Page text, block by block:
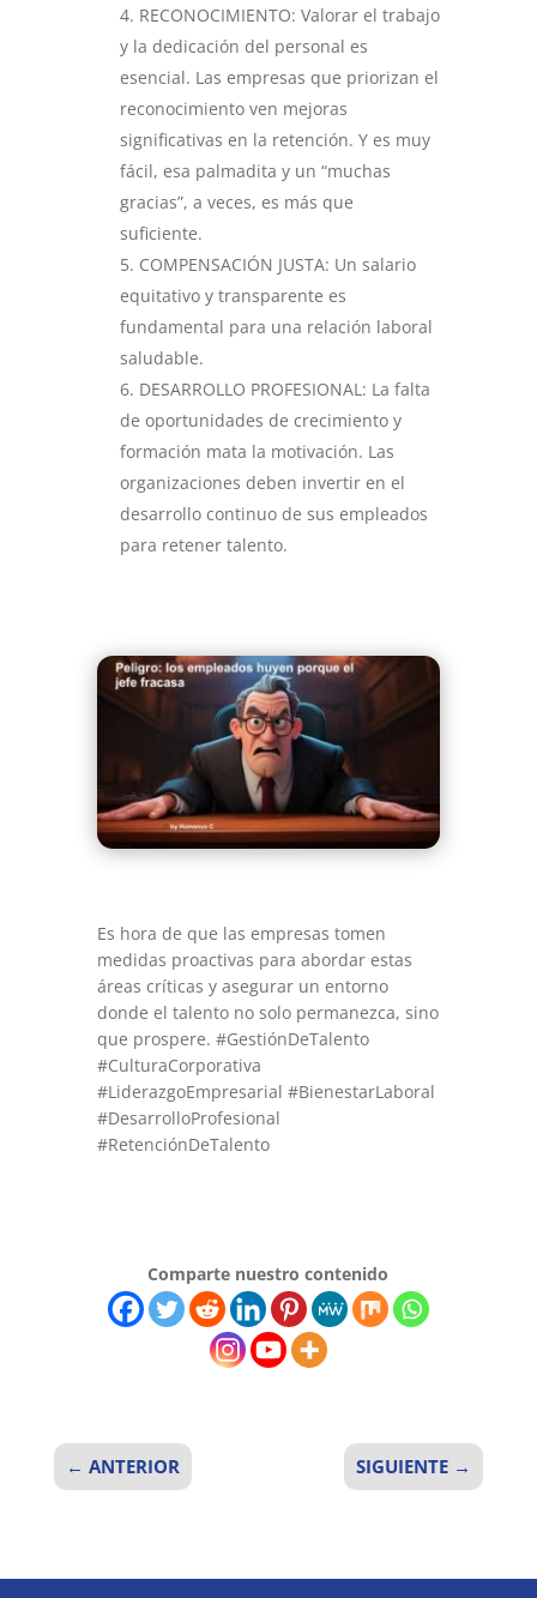
RECONOCIMIENTO: Valorar el trabajo
y la dedicación del personal es
esencial. Las empresas que priorizan el
reconocimiento ven mejoras
significativas en la retención. Y es muy
fácil, esa palmadita y un “muchas
gracias”, a veces, es más que
suficiente.
COMPENSACIÓN JUSTA: Un salario
equitativo y transparente es
fundamental para una relación laboral
saludable.
DESARROLLO PROFESIONAL: La falta
de oportunidades de crecimiento y
formación mata la motivación. Las
organizaciones deben invertir en el
desarrollo continuo de sus empleados
para retener talento.
Es hora de que las empresas tomen
medidas proactivas para abordar estas
áreas críticas y asegurar un entorno
donde el talento no solo permanezca, sino
que prospere. #GestiónDeTalento
#CulturaCorporativa
#LiderazgoEmpresarial #BienestarLaboral
#DesarrolloProfesional
#RetenciónDeTalento
Comparte nuestro contenido
← ANTERIOR SIGUIENTE →